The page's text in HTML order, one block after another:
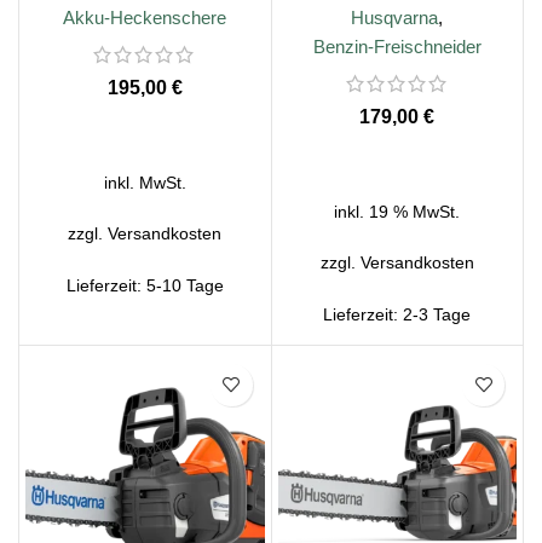
Akku-Heckenschere
€
inkl. MwSt.
zzgl.Versandkosten
Lieferzeit: 5-10 Tage
Husqvarna,
Benzin-Freischneider
€
inkl. 19 % MwSt.
zzgl. Versandkosten
Lieferzeit: 2-3 Tage